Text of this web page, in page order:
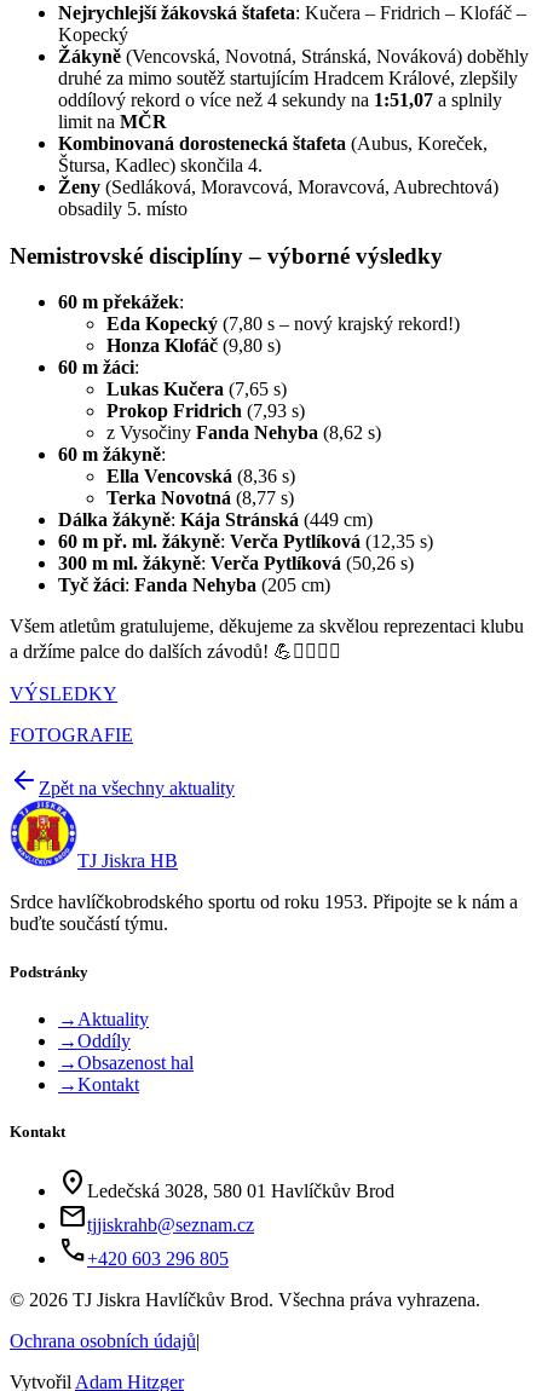
Nejrychlejší žákovská štafeta: Kučera – Fridrich – Klofáč –
Kopecký
Žákyně (Vencovská, Novotná, Stránská, Nováková) doběhly
druhé za mimo soutěž startujícím Hradcem Králové, zlepšily
oddílový rekord o více než 4 sekundy na 1:51,07 a splnily
limit na MČR
Kombinovaná dorostenecká štafeta (Aubus, Koreček,
Štursa, Kadlec) skončila 4.
Ženy (Sedláková, Moravcová, Moravcová, Aubrechtová)
obsadily 5. místo
Nemistrovské disciplíny – výborné výsledky
60 m překážek:
Eda Kopecký (7,80 s – nový krajský rekord!)
Honza Klofáč (9,80 s)
60 m žáci:
Lukas Kučera (7,65 s)
Prokop Fridrich (7,93 s)
z Vysočiny Fanda Nehyba (8,62 s)
60 m žákyně:
Ella Vencovská (8,36 s)
Terka Novotná (8,77 s)
Dálka žákyně: Kája Stránská (449 cm)
60 m př. ml. žákyně: Verča Pytlíková (12,35 s)
300 m ml. žákyně: Verča Pytlíková (50,26 s)
Tyč žáci: Fanda Nehyba (205 cm)
Všem atletům gratulujeme, děkujeme za skvělou reprezentaci klubu
a držíme palce do dalších závodů! 💪🏃‍♀️🏃‍♂️
VÝSLEDKY
FOTOGRAFIE
Zpět na všechny aktuality
TJ Jiskra HB
Srdce havlíčkobrodského sportu od roku 1953. Připojte se k nám a
buďte součástí týmu.
Podstránky
→ Aktuality
→Oddíly
→Obsazenost hal
→Kontakt
Kontakt
location_on Ledečská 3028, 580 01 Havlíčkův Brod
mailtjjiskrahb@seznam.cz
phone+420 603 296 805
© 2026 TJ Jiskra Havlíčkův Brod. Všechna práva vyhrazena.
Ochrana osobních údajů|
Vytvořil Adam Hitzger